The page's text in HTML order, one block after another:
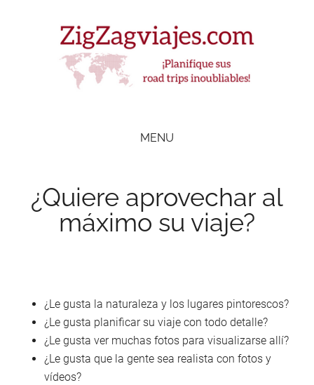
MENU
¿Quiere aprovechar al
máximo su viaje?
¿Le gusta la naturaleza y los lugares pintorescos?
¿Le gusta planificar su viaje con todo detalle?
¿Le gusta ver muchas fotos para visualizarse allí?
¿Le gusta que la gente sea realista con fotos y
vídeos?